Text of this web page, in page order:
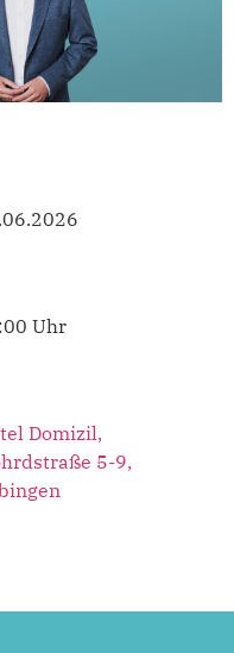
Uhr
Domizil,
5-9,